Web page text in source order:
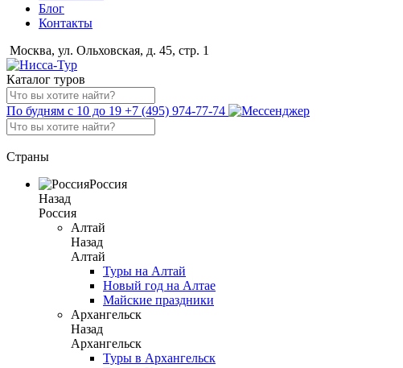
Блог
Контакты
Москва, ул. Ольховская, д. 45, стр. 1
Каталог туров
По будням с 10 до 19 +7 (495) 974-77-74
Страны
Россия
Назад
Россия
Алтай
Назад
Алтай
Туры на Алтай
Новый год на Алтае
Майские праздники
Архангельск
Назад
Архангельск
Туры в Архангельск